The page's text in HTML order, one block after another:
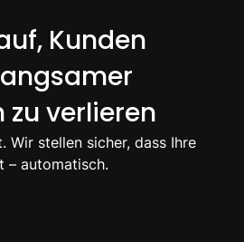
Kunden
zu verlieren
Wir stellen sicher, dass Ihre
– automatisch.